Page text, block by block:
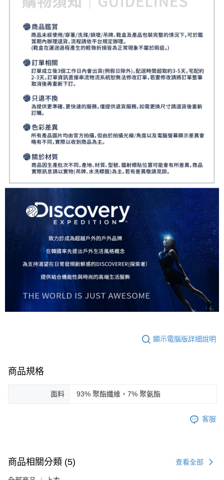
顯示電腦版詳細說明
商品規格
面料 93% 聚酯纖維，7% 聚氨酯
客服
商品相關分類 (5) 查看全部